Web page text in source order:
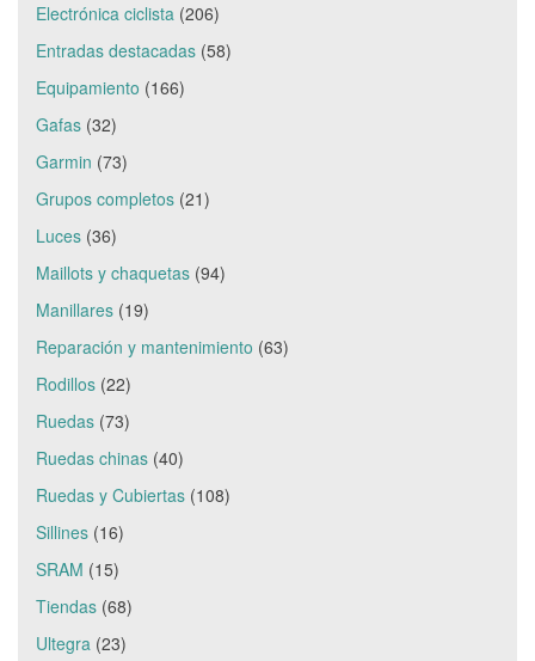
Electrónica ciclista (206)
Entradas destacadas (58)
Equipamiento (166)
Gafas (32)
Garmin (73)
Grupos completos (21)
Luces (36)
Maillots y chaquetas (94)
Manillares (19)
Reparación y mantenimiento (63)
Rodillos (22)
Ruedas (73)
Ruedas chinas (40)
Ruedas y Cubiertas (108)
Sillines (16)
SRAM (15)
Tiendas (68)
Ultegra (23)